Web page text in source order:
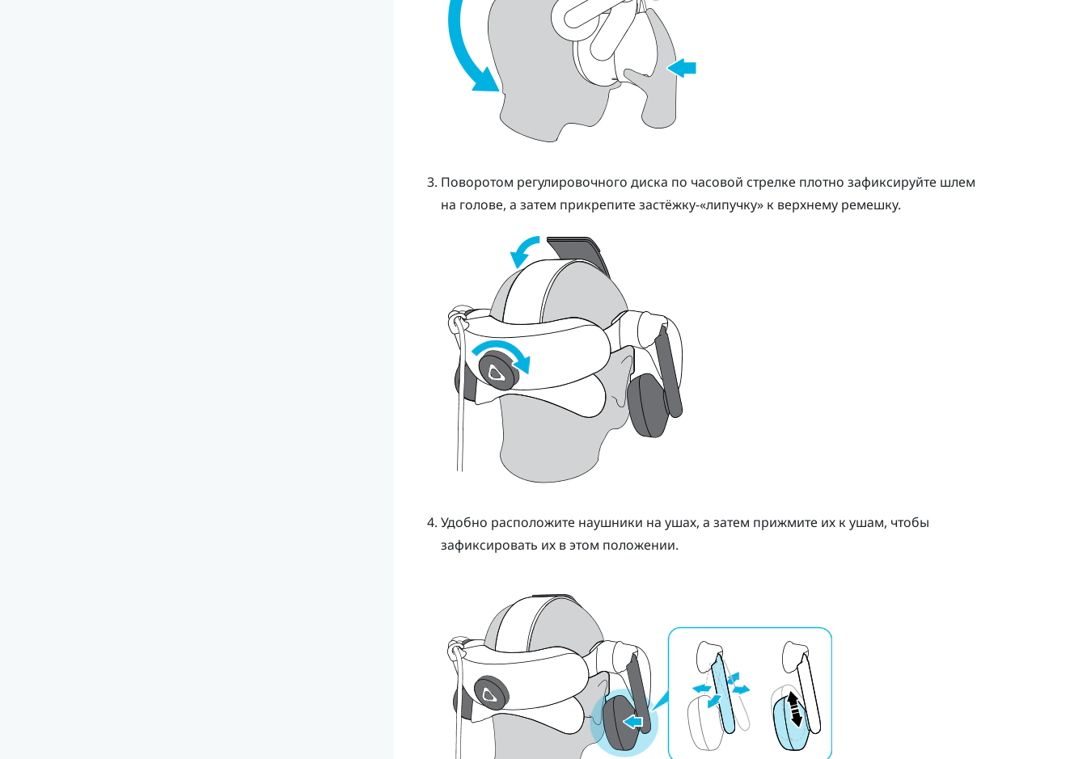
Поворотом регулировочного диска по часовой стрелке плотно зафиксируйте шлем
на голове, а затем прикрепите застёжку-«липучку» к верхнему ремешку.
Удобно расположите наушники на ушах, а затем прижмите их к ушам, чтобы
зафиксировать их в этом положении.